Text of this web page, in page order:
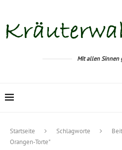
Mit allen Sinnen
Startseite Schlagworte
Orangen-Torte"